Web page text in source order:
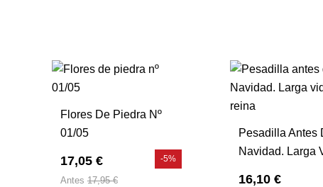
Flores De Piedra Nº
01/05
17,05 €
Antes 17,95 €
-5%
Pesadilla Antes
Navidad. Larga
16,10 €